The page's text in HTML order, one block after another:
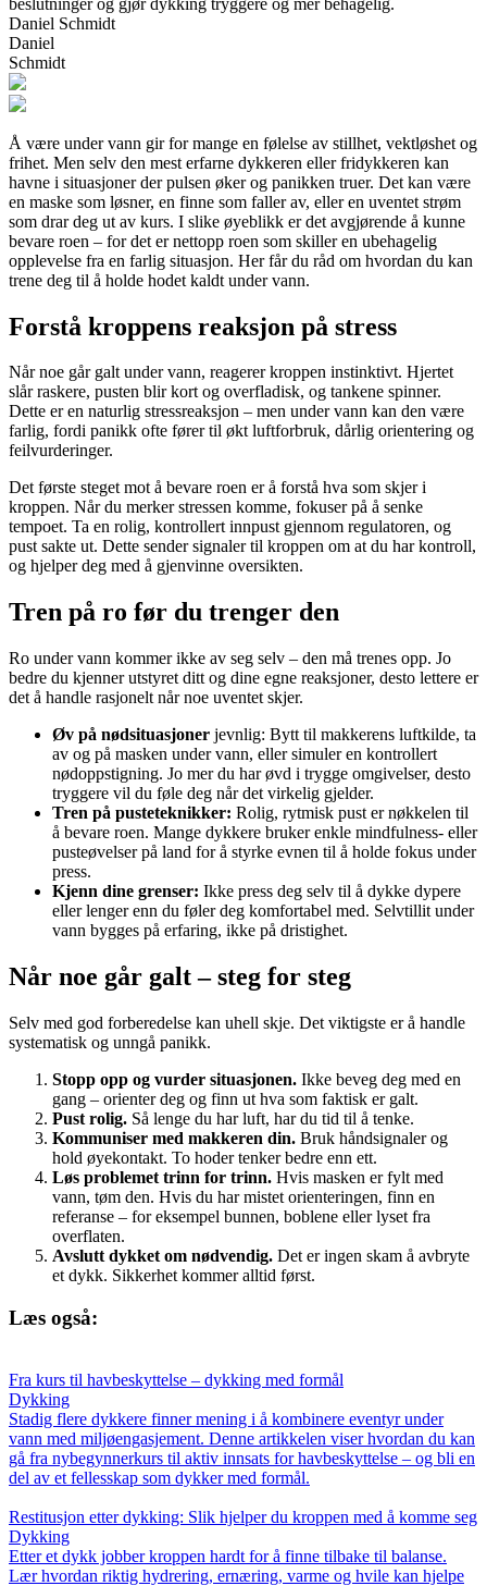
Daniel Schmidt
Daniel
Schmidt
Å være under vann gir for mange en følelse av stillhet, vektløshet og
frihet. Men selv den mest erfarne dykkeren eller fridykkeren kan
havne i situasjoner der pulsen øker og panikken truer. Det kan være
en maske som løsner, en finne som faller av, eller en uventet strøm
som drar deg ut av kurs. I slike øyeblikk er det avgjørende å kunne
bevare roen – for det er nettopp roen som skiller en ubehagelig
opplevelse fra en farlig situasjon. Her får du råd om hvordan du kan
trene deg til å holde hodet kaldt under vann.
Forstå kroppens reaksjon på stress
Når noe går galt under vann, reagerer kroppen instinktivt. Hjertet
slår raskere, pusten blir kort og overfladisk, og tankene spinner.
Dette er en naturlig stressreaksjon – men under vann kan den være
farlig, fordi panikk ofte fører til økt luftforbruk, dårlig orientering og
feilvurderinger.
Det første steget mot å bevare roen er å forstå hva som skjer i
kroppen. Når du merker stressen komme, fokuser på å senke
tempoet. Ta en rolig, kontrollert innpust gjennom regulatoren, og
pust sakte ut. Dette sender signaler til kroppen om at du har kontroll,
og hjelper deg med å gjenvinne oversikten.
Tren på ro før du trenger den
Ro under vann kommer ikke av seg selv – den må trenes opp. Jo
bedre du kjenner utstyret ditt og dine egne reaksjoner, desto lettere er
det å handle rasjonelt når noe uventet skjer.
Øv på nødsituasjoner jevnlig: Bytt til makkerens luftkilde, ta
av og på masken under vann, eller simuler en kontrollert
nødoppstigning. Jo mer du har øvd i trygge omgivelser, desto
tryggere vil du føle deg når det virkelig gjelder.
Tren på pusteteknikker: Rolig, rytmisk pust er nøkkelen til
å bevare roen. Mange dykkere bruker enkle mindfulness- eller
pusteøvelser på land for å styrke evnen til å holde fokus under
press.
Kjenn dine grenser: Ikke press deg selv til å dykke dypere
eller lenger enn du føler deg komfortabel med. Selvtillit under
vann bygges på erfaring, ikke på dristighet.
Når noe går galt – steg for steg
Selv med god forberedelse kan uhell skje. Det viktigste er å handle
systematisk og unngå panikk.
Stopp opp og vurder situasjonen. Ikke beveg deg med en
gang – orienter deg og finn ut hva som faktisk er galt.
Pust rolig. Så lenge du har luft, har du tid til å tenke.
Kommuniser med makkeren din. Bruk håndsignaler og
hold øyekontakt. To hoder tenker bedre enn ett.
Løs problemet trinn for trinn. Hvis masken er fylt med
vann, tøm den. Hvis du har mistet orienteringen, finn en
referanse – for eksempel bunnen, boblene eller lyset fra
overflaten.
Avslutt dykket om nødvendig. Det er ingen skam å avbryte
et dykk. Sikkerhet kommer alltid først.
Læs også:
Fra kurs til havbeskyttelse – dykking med formål
Dykking
Stadig flere dykkere finner mening i å kombinere eventyr under
vann med miljøengasjement. Denne artikkelen viser hvordan du kan
gå fra nybegynnerkurs til aktiv innsats for havbeskyttelse – og bli en
del av et fellesskap som dykker med formål.
Restitusjon etter dykking: Slik hjelper du kroppen med å komme seg
Dykking
Etter et dykk jobber kroppen hardt for å finne tilbake til balanse.
Lær hvordan riktig hydrering, ernæring, varme og hvile kan hjelpe